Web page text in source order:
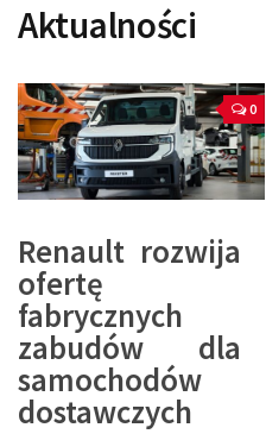
Aktualności
0
Renault rozwija
ofertę
fabrycznych
zabudów dla
samochodów
dostawczych